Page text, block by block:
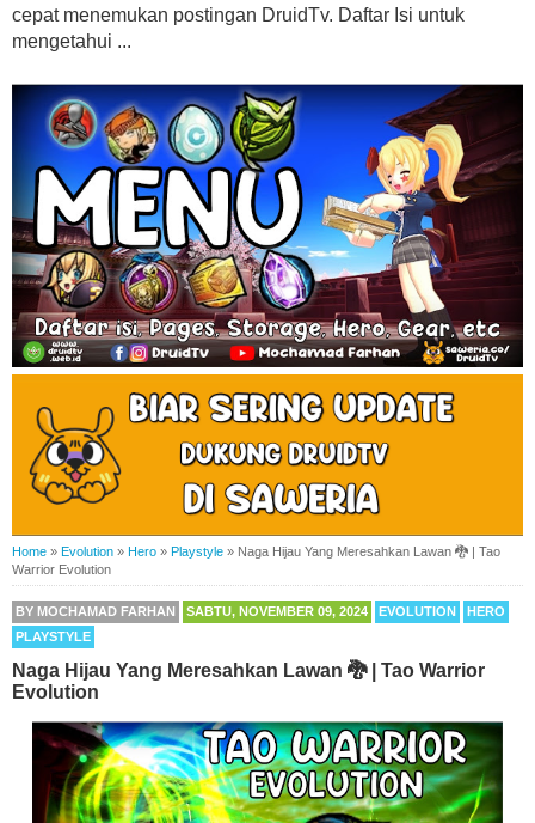
cepat menemukan postingan DruidTv. Daftar Isi untuk
mengetahui ...
Home » Evolution » Hero » Playstyle » Naga Hijau Yang Meresahkan Lawan 🐉 | Tao
Warrior Evolution
BY MOCHAMAD FARHAN SABTU, NOVEMBER 09, 2024 EVOLUTION
HERO
PLAYSTYLE
Naga Hijau Yang Meresahkan Lawan 🐉 | Tao Warrior
Evolution